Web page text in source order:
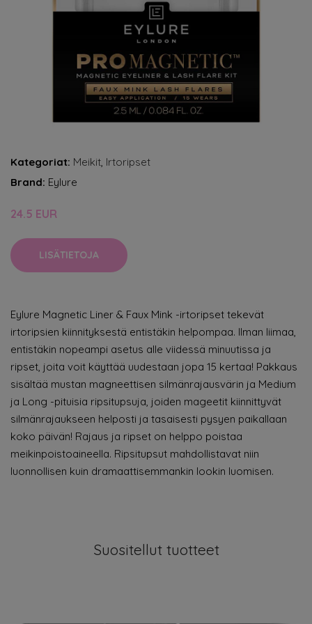
Kategoriat: Meikit, Irtoripset
Brand: Eylure
24.5 EUR
LISÄTIETOJA
Eylure Magnetic Liner & Faux Mink -irtoripset tekevät
irtoripsien kiinnityksestä entistäkin helpompaa. Ilman liimaa,
entistäkin nopeampi asetus alle viidessä minuutissa ja
ripset, joita voit käyttää uudestaan jopa 15 kertaa! Pakkaus
sisältää mustan magneettisen silmänrajausvärin ja Medium
ja Long -pituisia ripsitupsuja, joiden mageetit kiinnittyvät
silmänrajaukseen helposti ja tasaisesti pysyen paikallaan
koko päivän! Rajaus ja ripset on helppo poistaa
meikinpoistoaineella. Ripsitupsut mahdollistavat niin
luonnollisen kuin dramaattisemmankin lookin luomisen.
Suositellut tuotteet